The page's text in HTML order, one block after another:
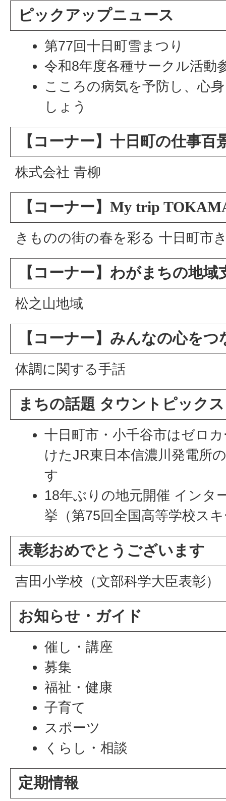
ピックアップニュース
第77回十日町雪まつり
令和8年度各種サークル活動
こころの病気を予防し、心
しょう
【コーナー】十日町の仕事百
株式会社 青柳
【コーナー】My trip
きものの街の春を彩る 十日町市
【コーナー】わがまちの地域
松之山地域
【コーナー】みんなの心をつ
体調に関する手話
まちの話題 タウントピックス
十日町市・小千谷市はゼロ
けたJR東日本信濃川発電所
す
18年ぶりの地元開催 インタ
挙（第75回全国高等学校ス
表彰おめでとうございます
吉田小学校（文部科学大臣表彰）
お知らせ・ガイド
催し・講座
募集
福祉・健康
子育て
スポーツ
くらし・相談
定期情報